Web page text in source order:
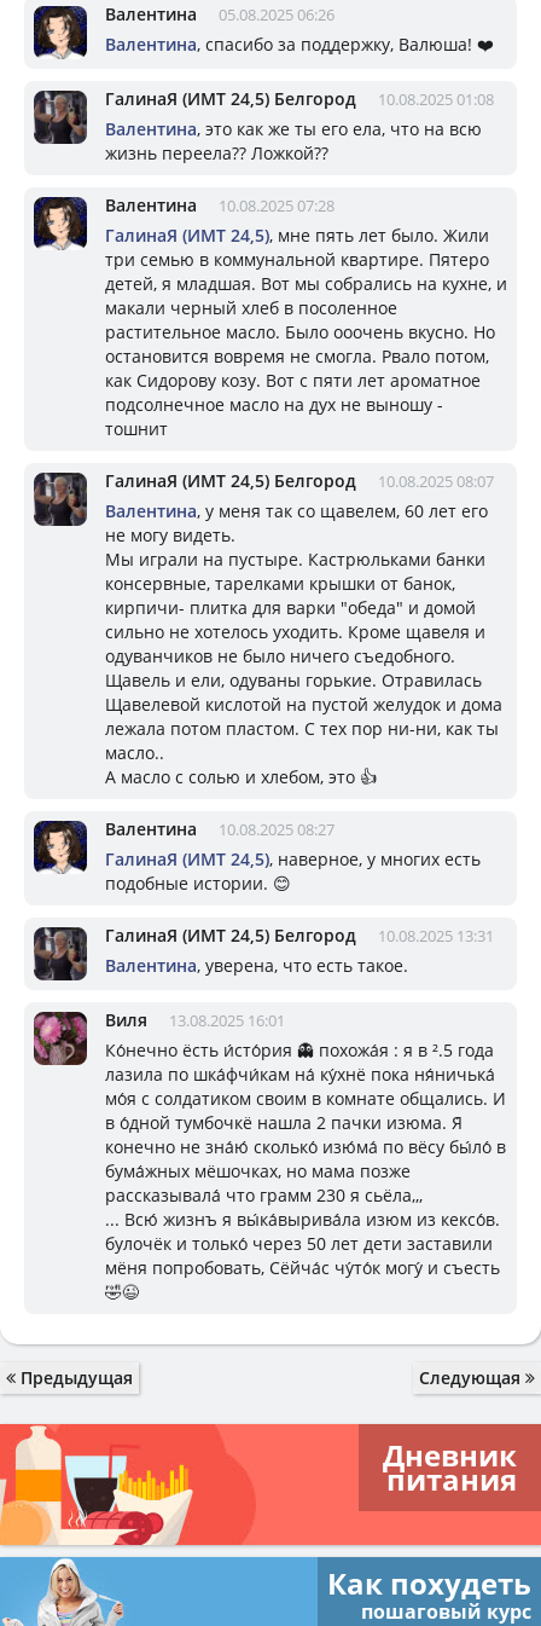
Валентина 05.08.2025 06:26
Валентина, спасибо за поддержку, Валюша! ❤️
ГалинаЯ (ИМТ 24,5) Белгород 10.08.2025 01:08
Валентина, это как же ты его ела, что на всю
жизнь переела?? Ложкой??
Валентина 10.08.2025 07:28
ГалинаЯ (ИМТ 24,5), мне пять лет было. Жили
три семью в коммунальной квартире. Пятеро
детей, я младшая. Вот мы собрались на кухне, и
макали черный хлеб в посоленное
растительное масло. Было ооочень вкусно. Но
остановится вовремя не смогла. Рвало потом,
как Сидорову козу. Вот с пяти лет ароматное
подсолнечное масло на дух не выношу -
тошнит
ГалинаЯ (ИМТ 24,5) Белгород 10.08.2025 08:07
Валентина, у меня так со щавелем, 60 лет его
не могу видеть.
Мы играли на пустыре. Кастрюльками банки
консервные, тарелками крышки от банок,
кирпичи- плитка для варки "обеда" и домой
сильно не хотелось уходить. Кроме щавеля и
одуванчиков не было ничего съедобного.
Щавель и ели, одуваны горькие. Отравилась
Щавелевой кислотой на пустой желудок и дома
лежала потом пластом. С тех пор ни-ни, как ты
масло..
А масло с солью и хлебом, это 👍
Валентина 10.08.2025 08:27
ГалинаЯ (ИМТ 24,5), наверное, у многих есть
подобные истории. 😊
ГалинаЯ (ИМТ 24,5) Белгород 10.08.2025 13:31
Валентина, уверена, что есть такое.
Виля 13.08.2025 16:01
Ко́нечно ёсть и́сто́рия 👻 похожа́я : я в ².5 года
лазила по шка́фчи́кам на́ ку́хнё пока ня́ничька́
мо́я с солдатиком своим в комнате общались. И
в о́дной тумбочкё нашла 2 пачки изюма. Я́
конечно не зна́ю́ сколько́ изю́ма́ по вёсу бы́ло́ в
бума́жных мёшочках, но мама позже
рассказывала́ что грамм 230 я сьёла,,,
... Всю́ жизнъ я вы́ка́вырива́ла изюм из кексо́в.
булочёк и только́ через 50 лет дети заставили
мёня попробовать, Сёйча́с чу́то́к могу́ и съесть
🤣😉
Предыдущая Следующая
Дневник
питания
Как похудеть
пошаговый курс